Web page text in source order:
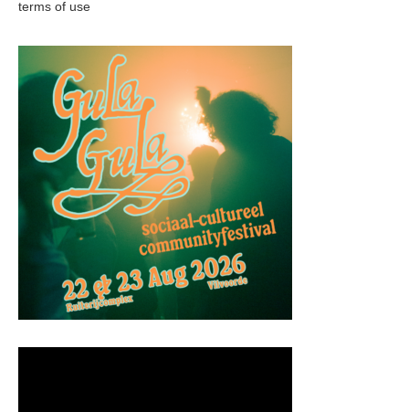
terms of use